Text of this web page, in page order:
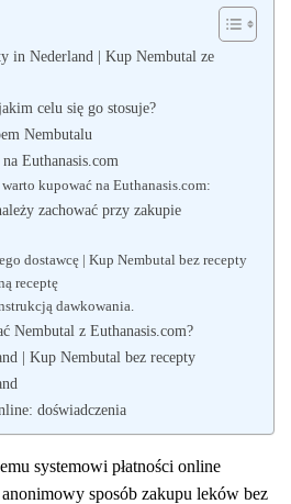
in Nederland | Kup Nembutal ze
celu się go stosuje?
Nembutalu
Euthanasis.com
kupować na Euthanasis.com:
zachować przy zakupie
dostawcę | Kup Nembutal bez recepty
receptę
dawkowania.
Nembutal z Euthanasis.com?
| Kup Nembutal bez recepty
doświadczenia
systemowi płatności online
sposób zakupu leków bez